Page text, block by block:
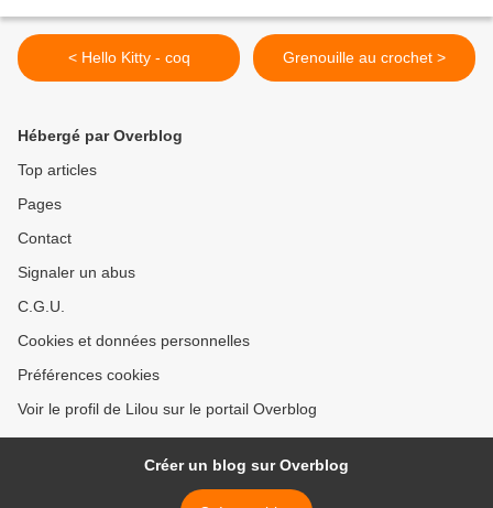
< Hello Kitty - coq Grenouille au crochet >
Hébergé par Overblog
Top articles
Pages
Contact
Signaler un abus
C.G.U.
Cookies et données personnelles
Préférences cookies
Voir le profil de Lilou sur le portail Overblog
Créer un blog sur Overblog